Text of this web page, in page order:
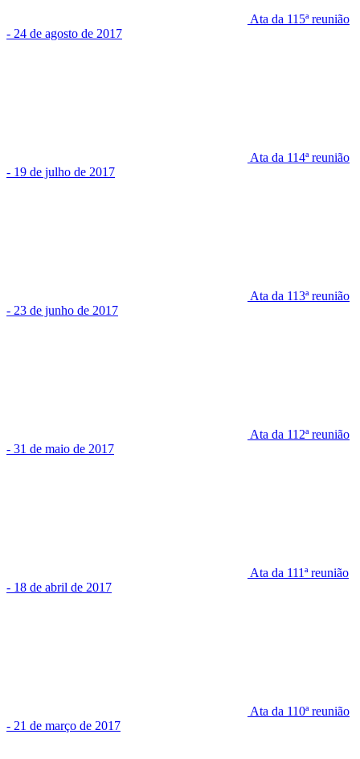
Ata da 115ª reunião
- 24 de agosto de 2017
Ata da 114ª reunião
- 19 de julho de 2017
Ata da 113ª reunião
- 23 de junho de 2017
Ata da 112ª reunião
- 31 de maio de 2017
Ata da 111ª reunião
- 18 de abril de 2017
Ata da 110ª reunião
- 21 de março de 2017